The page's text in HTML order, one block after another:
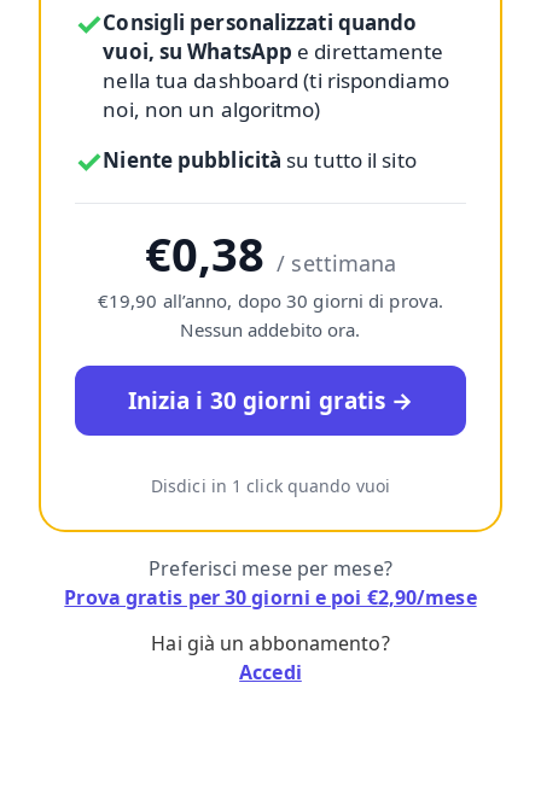
✓Consigli personalizzati quando
vuoi, su WhatsApp e direttamente
nella tua dashboard (ti rispondiamo
noi, non un algoritmo)
✓Niente pubblicità su tutto il sito
€0,38/ settimana
€19,90 all’anno, dopo 30 giorni di prova.
Nessun addebito ora.
Inizia i 30 giorni gratis →
Disdici in 1 click quando vuoi
Preferisci mese per mese?
Prova gratis per 30 giorni e poi €2,90/mese
Hai già un abbonamento?
Accedi